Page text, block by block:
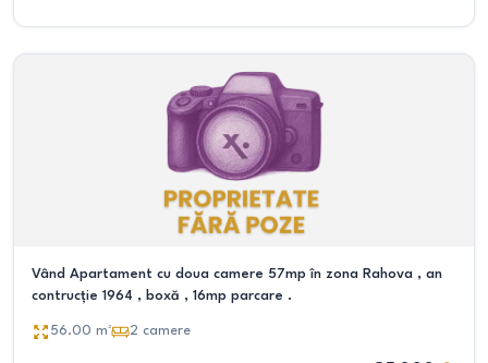
Vând Apartament cu doua camere 57mp în zona Rahova , an
contrucție 1964 , boxă , 16mp parcare .
56.00 m² 2 camere